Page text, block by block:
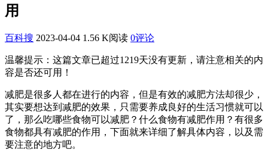
用
百科搜 2023-04-04 1.56 K阅读 0评论
温馨提示：这篇文章已超过1219天没有更新，请注意相关的内
容是否还可用！
减肥是很多人都在进行的内容，但是有效的减肥方法却很少，
其实要想达到减肥的效果，只需要养成良好的生活习惯就可以
了，那么吃哪些食物可以减肥？什么食物有减肥作用？有很多
食物都具有减肥的作用，下面就来详细了解具体内容，以及需
要注意的地方吧。